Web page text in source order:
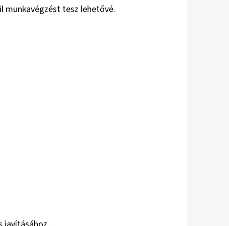
munkavégzést tesz lehetővé.